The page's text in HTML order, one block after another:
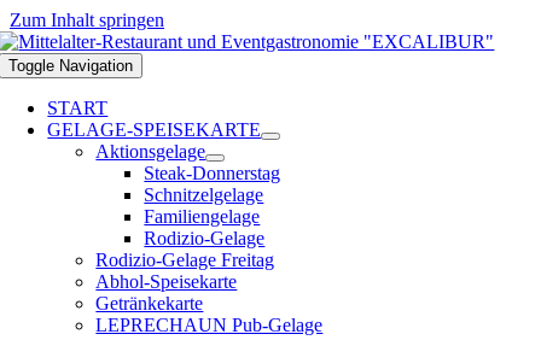
Zum Inhalt springen
Toggle Navigation
START
GELAGE-SPEISEKARTE
Aktionsgelage
Steak-Donnerstag
Schnitzelgelage
Familiengelage
Rodizio-Gelage
Rodizio-Gelage Freitag
Abhol-Speisekarte
Getränkekarte
LEPRECHAUN Pub-Gelage